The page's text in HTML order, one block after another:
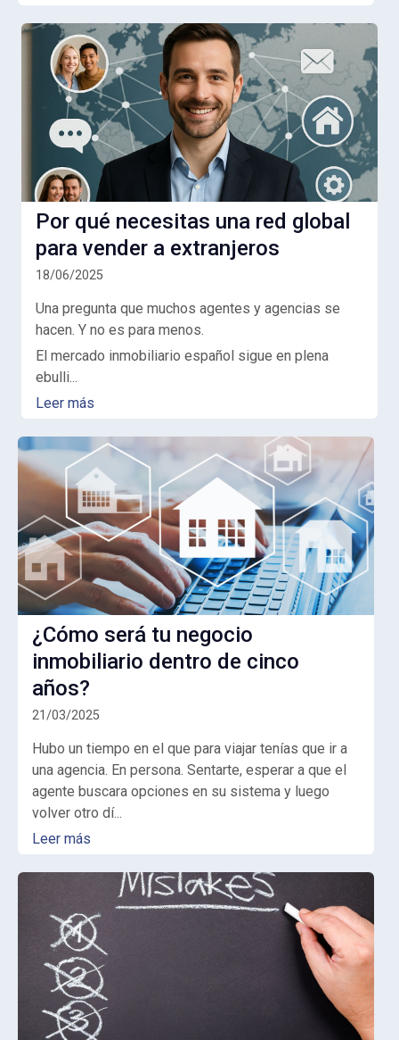
Por qué necesitas una red global
para vender a extranjeros
18/06/2025
Una pregunta que muchos agentes y agencias se
hacen. Y no es para menos.
El mercado inmobiliario español sigue en plena
ebulli...
Leer más
¿Cómo será tu negocio
inmobiliario dentro de cinco
años?
21/03/2025
Hubo un tiempo en el que para viajar tenías que ir a
una agencia. En persona. Sentarte, esperar a que el
agente buscara opciones en su sistema y luego
volver otro dí...
Leer más